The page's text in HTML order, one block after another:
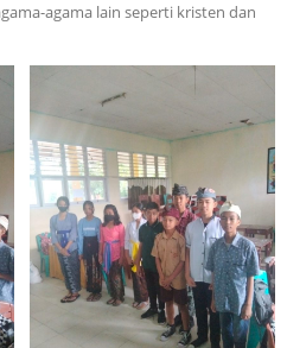
agama lain seperti kristen dan